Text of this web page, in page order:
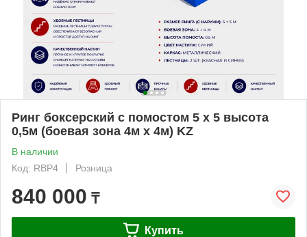
Ринг боксерский с помостом 5 х 5 высота
0,5м (боевая зона 4м х 4м) KZ
В наличии
Код: RBP4
Розница
840 000 ₸
Купить